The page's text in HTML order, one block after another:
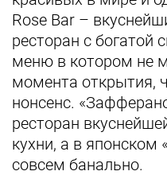
Rose Bar –
ресторан с богатой
меню в котором не
момента открытия,
нонсенс.
ресторан
кухни, а в японском
совсем банально.